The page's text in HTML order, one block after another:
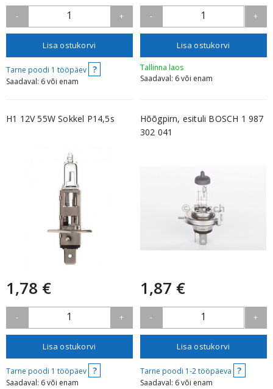
- 1 +
Lisa ostukorvi
Tarne poodi 1 tööpäev ?
Saadaval: 6 või enam
- 1 +
Lisa ostukorvi
Tallinna laos
Saadaval: 6 või enam
H1 12V 55W Sokkel P14,5s
1,78 €
- 1 +
Lisa ostukorvi
Tarne poodi 1 tööpäev ?
Saadaval: 6 või enam
Hõõgpirn, esituli BOSCH 1 987
302 041
1,87 €
- 1 +
Lisa ostukorvi
Tarne poodi 1-2 tööpäeva ?
Saadaval: 6 või enam